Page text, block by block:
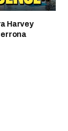
Harvey